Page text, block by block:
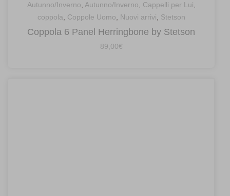
Autunno/Inverno, Autunno/Inverno, Cappelli per Lui,
coppola, Coppole Uomo, Nuovi arrivi, Stetson
Coppola 6 Panel Herringbone by Stetson
89,00€